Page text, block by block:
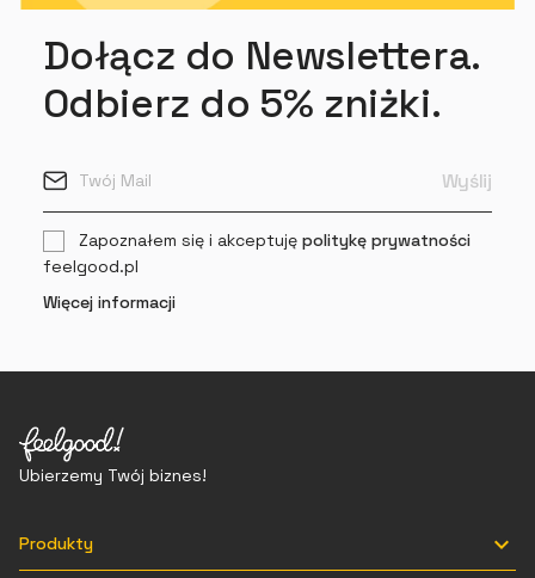
Dołącz do Newslettera.
Odbierz do 5% zniżki.
Zapoznałem się i akceptuję politykę prywatności
feelgood.pl
Więcej informacji
Ubierzemy Twój biznes!
Produkty 